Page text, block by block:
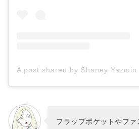
フラップポケットやフ